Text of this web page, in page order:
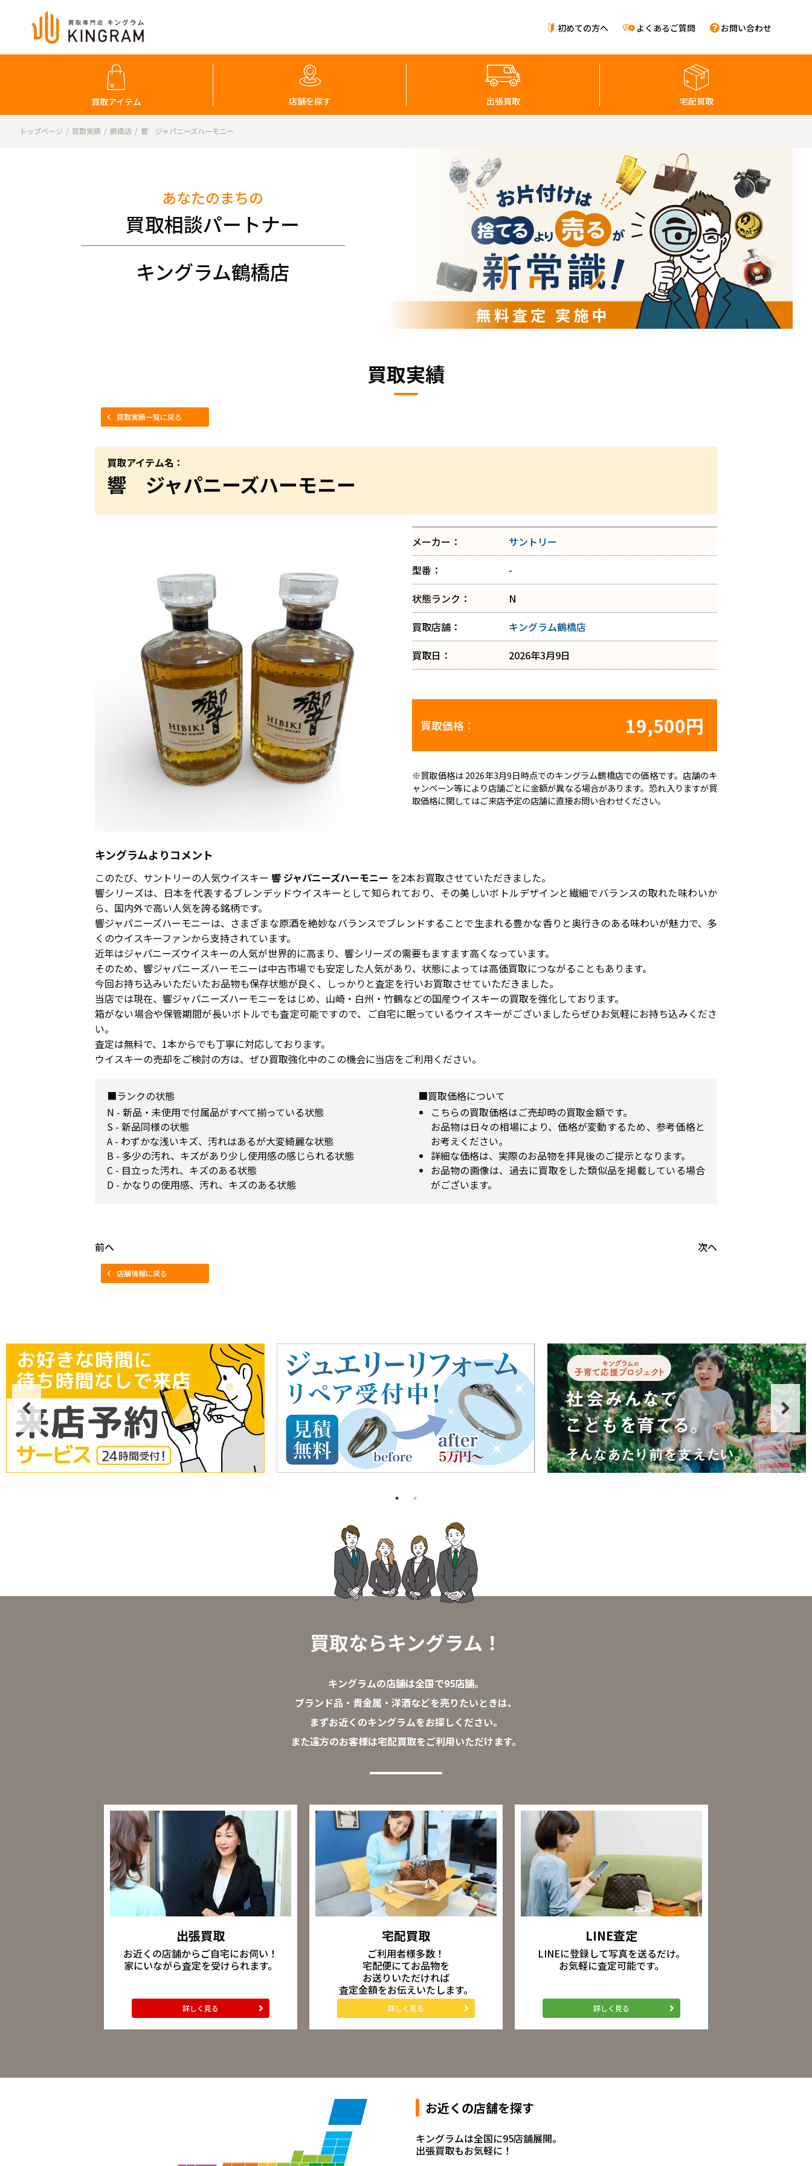
初めての方へ よくあるご質問 お問い合わせ
買取アイテム 店舗を探す 出張買取 宅配買取
トップページ 買取実績 鶴橋店 響 ジャパニーズハーモニー
キングラム鶴橋店
あなたのまちの
買取相談パートナー
買取実績
買取実績一覧に戻る
買取アイテム名：
響 ジャパニーズハーモニー
メーカー：
サントリー
型番：
-
状態ランク：
N
買取店舗：
キングラム鶴橋店
買取日：
2026年3月9日
買取価格： 19,500円
※買取価格は 2026年3月9日時点でのキングラム鶴橋店での価格です。店舗のキ
ャンペーン等により店舗ごとに金額が異なる場合があります。恐れ入りますが買
取価格に関してはご来店予定の店舗に直接お問い合わせください。
キングラムよりコメント
このたび、サントリーの人気ウイスキー 響 ジャパニーズハーモニー を2本お買取させていただきました。
響シリーズは、日本を代表するブレンデッドウイスキーとして知られており、その美しいボトルデザインと繊細でバランスの取れた味わいか
ら、国内外で高い人気を誇る銘柄です。
響ジャパニーズハーモニーは、さまざまな原酒を絶妙なバランスでブレンドすることで生まれる豊かな香りと奥行きのある味わいが魅力で、多
くのウイスキーファンから支持されています。
近年はジャパニーズウイスキーの人気が世界的に高まり、響シリーズの需要もますます高くなっています。
そのため、響ジャパニーズハーモニーは中古市場でも安定した人気があり、状態によっては高価買取につながることもあります。
今回お持ち込みいただいたお品物も保存状態が良く、しっかりと査定を行いお買取させていただきました。
当店では現在、響ジャパニーズハーモニーをはじめ、山崎・白州・竹鶴などの国産ウイスキーの買取を強化しております。
箱がない場合や保管期間が長いボトルでも査定可能ですので、ご自宅に眠っているウイスキーがございましたらぜひお気軽にお持ち込みくださ
い。
査定は無料で、1本からでも丁寧に対応しております。
ウイスキーの売却をご検討の方は、ぜひ買取強化中のこの機会に当店をご利用ください。
■ランクの状態
N - 新品・未使用で付属品がすべて揃っている状態
S - 新品同様の状態
A - わずかな浅いキズ、汚れはあるが大変綺麗な状態
B - 多少の汚れ、キズがあり少し使用感の感じられる状態
C - 目立った汚れ、キズのある状態
D - かなりの使用感、汚れ、キズのある状態
■買取価格について
こちらの買取価格はご売却時の買取金額です。
お品物は日々の相場により、価格が変動するため、参考価格と
お考えください。
詳細な価格は、実際のお品物を拝見後のご提示となります。
お品物の画像は、過去に買取をした類似品を掲載している場合
がございます。
前へ 次へ
店舗情報に戻る
買取ならキングラム！
キングラムの店舗は全国で95店舗。
ブランド品・貴金属・洋酒などを売りたいときは、
まずお近くのキングラムをお探しください。
また遠方のお客様は宅配買取をご利用いただけます。
出張買取
お近くの店舗からご自宅にお伺い！
家にいながら査定を受けられます。
詳しく見る
宅配買取
ご利用者様多数！
宅配便にてお品物を
お送りいただければ
査定金額をお伝えいたします。
詳しく見る
LINE査定
LINEに登録して写真を送るだけ。
お気軽に査定可能です。
詳しく見る
お近くの店舗を探す
キングラムは全国に95店舗展開。
出張買取もお気軽に！